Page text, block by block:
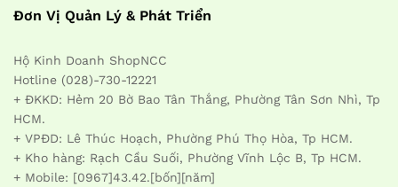
Đơn Vị Quản Lý & Phát Triển
Hộ Kinh Doanh ShopNCC
Hotline (028)-730-12221
+ ĐKKD: Hẻm 20 Bờ Bao Tân Thắng, Phường Tân Sơn Nhì, Tp
HCM.
+ VPĐD: Lê Thúc Hoạch, Phường Phú Thọ Hòa, Tp HCM.
+ Kho hàng: Rạch Cầu Suối, Phường Vĩnh Lộc B, Tp HCM.
+ Mobile: [0967]43.42.[bốn][năm]